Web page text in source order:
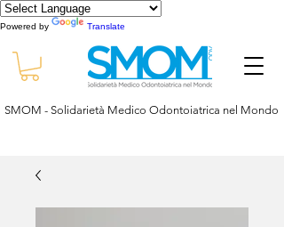
Powered by Translate
SMOM - Solidarietà Medico Odontoiatrica nel Mondo